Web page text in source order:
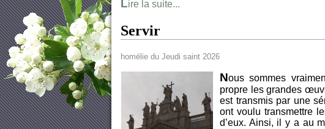
Lire la suite...
Servir
homélie du Jeudi saint 2026
Nous sommes
propre les grandes
est transmis par une
ont voulu transmettre
d’eux. Ainsi, il y a au